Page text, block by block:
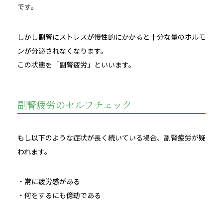
です。
しかし副腎にストレスが慢性的にかかると十分な量のホルモ
ンが分泌されなくなります。
この状態を「副腎疲労」といいます。
副腎疲労のセルフチェック
もし以下のような症状が長く続いている場合、副腎疲労が疑
われます。
・常に疲労感がある
・何をするにも億劫である